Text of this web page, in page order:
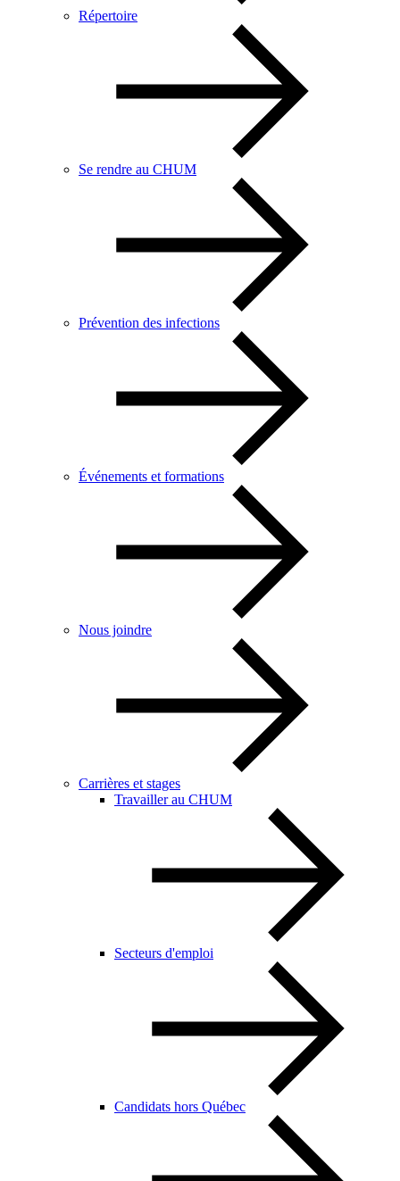
Répertoire
Se rendre au CHUM
Prévention des infections
Événements et formations
Nous joindre
Carrières et stages
Travailler au CHUM
Secteurs d'emploi
Candidats hors Québec